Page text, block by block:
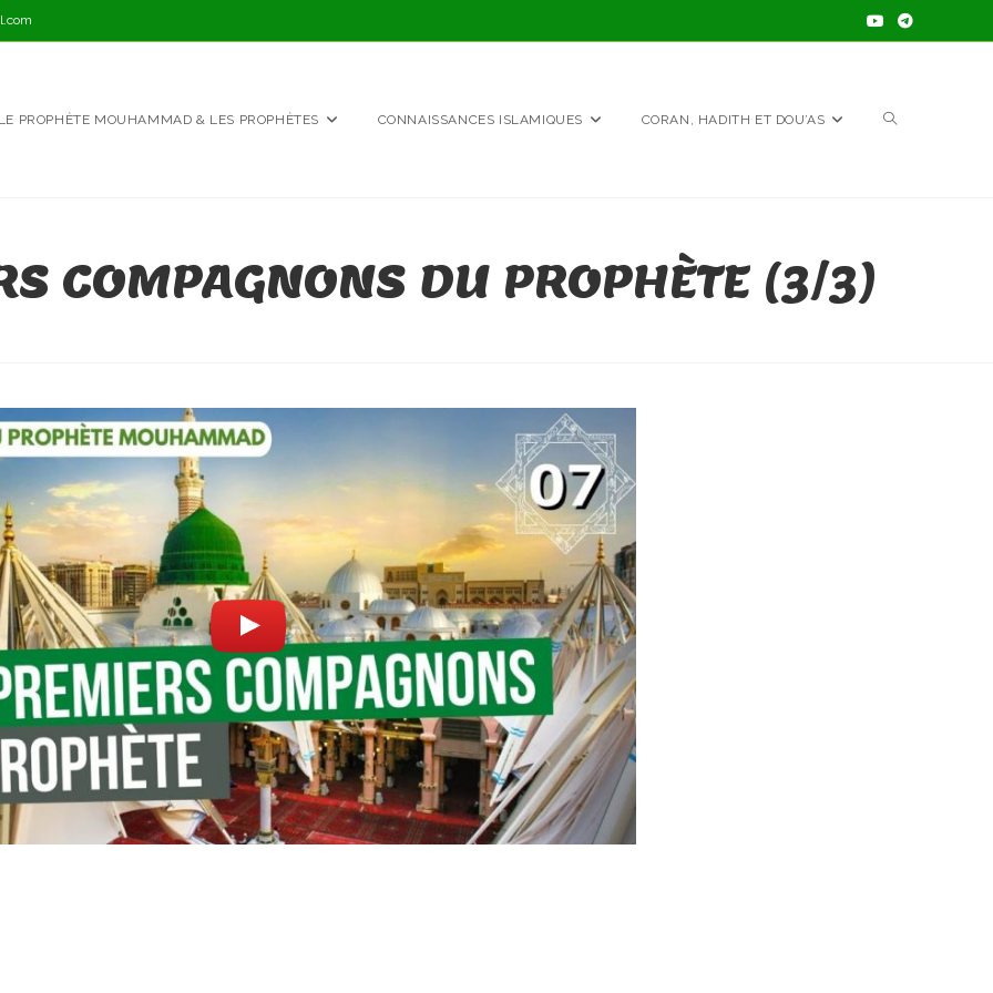
PROPHÈTE MOUHAMMAD & LES PROPHÈTES CONNAISSANCES ISLAMIQUES CORAN, HADITH ET DOU’AS TOGGLE
COMPAGNONS DU PROPHÈTE (3/3)